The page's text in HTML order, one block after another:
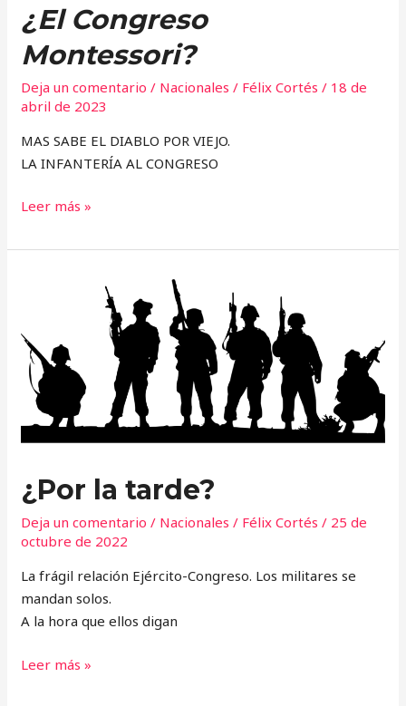
¿El Congreso
Montessori?
Deja un comentario / Nacionales / Félix Cortés/ 18 de
abril de 2023
MAS SABE EL DIABLO POR VIEJO.
LA INFANTERÍA AL CONGRESO
Leer más »
¿Por la tarde?
Deja un comentario / Nacionales / Félix Cortés/ 25 de
octubre de 2022
La frágil relación Ejército-Congreso. Los militares se
mandan solos.
A la hora que ellos digan
Leer más »